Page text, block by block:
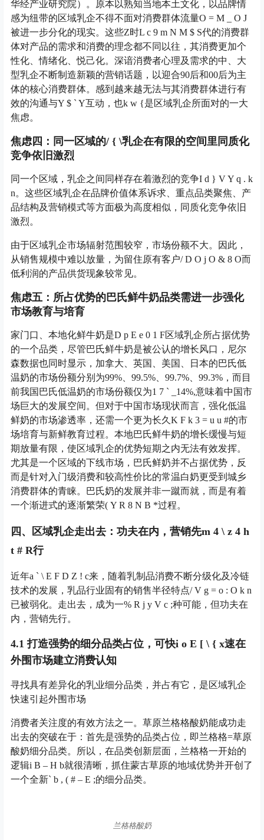
华经产业研究院）。原本以熟知当地本土文化，以品牌情
感为纽带的区域乳企不得不面对消费群体流量O = M _ O J
被进一步分化的现实。这些Z时L c 9 m N M $ S代的消费群
体对产品的需求和消费的理念都不同以往，其消费更加个
性化、情绪化、悦己化。深谙消费者心理及需求的中、大
型乳企不断制造新颖的营销话题，以迎合90后和00后为主
体的核心消费群体。感到越来越无法与其消费群体进行有
效的沟通与Y $ ` Y互动，也k w {是区域乳企所面对的一大
焦虑。
焦虑四：同一区域的/ { \乳企在有限的空间里同质化
竞争依旧激烈
同一个区域，乳企之间同样存在着激烈的竞争I d } V Y q . k
n。这些区域乳企在品牌价值体系诉求、重点品类聚焦、产
品结构及营销模式等方面极为高度相似，同质化竞争依旧
激烈。
由于区域乳企市场辐射范围较窄，市场份额不大。因此，
从销售规模中难以放量，为留住原有客户/ D O j O & 8 O而
低利润的产品供货现象较常见。
焦虑五：所占优势的巴氏鲜牛奶品类需进一步强化
市场教育与培育
家门口、本地化鲜牛奶是D p E e 0 1 F区域乳企所占据优势
的一个品类，尽管巴氏鲜牛奶是被公认的增长风口，尼尔
森数据也同时显示，加拿大、英国、美国、日本的巴氏低
温奶的市场份额分别为99%、99.5%、99.7%、99.3%，而目
前我国巴氏低温奶的市场份额仅为1 7 ` _ 14%,意味着中国市
场巨大的发展空间。但对于中国市场现状而言，强化低温
鲜奶的市场渗透率，还需一个更为长久 K F k 3 = u u #的市
场培育与新鲜教育过程。本地巴氏鲜牛奶的增长缓慢与短
期放量有限，使区域乳企的优势短期之内无法有效发挥。
尤其是一个区域的下线市场，巴氏鲜奶并不占据优势，反
而是针对入门级消费和较高性价比的常温白奶更受到城乡
消费群体的青睐。巴氏奶的发展并非一蹴而就，而是有着
一个渐进式的逐渐繁荣( Y R 8 N B *过程。
四、区域乳企走出去：功夫在内，营销先m 4 \ z 4 h
t # R行
近年a ` \ E F D Z ! c来，随着乳制品消费不断分级化及冷链
技术的发展，乳品行业固有的销售半径特点/ V g = o : O k n
已被弱化。走出去，成为一% R j y V c ;种可能，但功夫在
内，营销先行。
4.1 打造强势的细分品类占位，可快i o E [ \ { x速在
外围市场建立消费认知
寻找具有差异化的乳业细分品类，并占有它，是区域乳企
快速引起外围市场
消费者关注度的有效方法之一。草原兰格格酸奶能成功走
出去的突破在于：首先是强势的品类占位，即兰格格=草原
酸奶细分品类。所以，在品类创新层面，兰格格一开始的
逻辑i B – H b就很清晰，抓住蒙古草原的地域优势并开创了
一个全新` b , ( # – E ;的细分品类。
兰格格酸奶